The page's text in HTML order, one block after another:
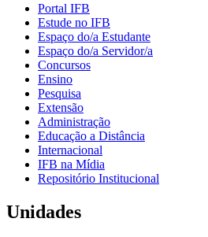
Portal IFB
Estude no IFB
Espaço do/a Estudante
Espaço do/a Servidor/a
Concursos
Ensino
Pesquisa
Extensão
Administração
Educação a Distância
Internacional
IFB na Mídia
Repositório Institucional
Unidades